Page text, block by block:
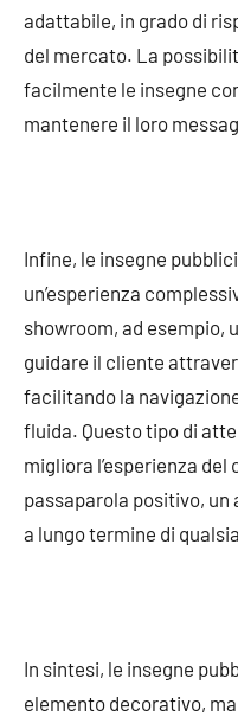
adattabile, in grado di
del mercato. La
facilmente le insegne
mantenere il loro
Infine, le insegne
un’esperienza
showroom, ad esempio,
guidare il cliente
facilitando la
fluida. Questo tipo di
migliora l’esperienza
passaparola positivo,
a lungo termine di
In sintesi, le insegne
elemento decorativo,